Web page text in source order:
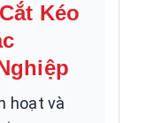
Kéo
hoạt và